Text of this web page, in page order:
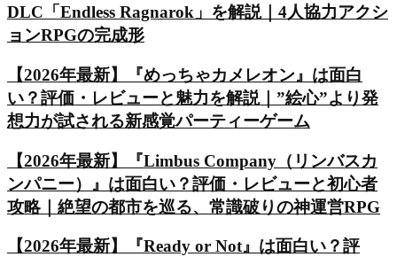
DLC「Endless Ragnarok」を解説｜4人協力アクシ
ョンRPGの完成形
【2026年最新】『めっちゃカメレオン』は面白
い？評価・レビューと魅力を解説｜”絵心”より発
想力が試される新感覚パーティーゲーム
【2026年最新】『Limbus Company（リンバスカ
ンパニー）』は面白い？評価・レビューと初心者
攻略｜絶望の都市を巡る、常識破りの神運営RPG
【2026年最新】『Ready or Not』は面白い？評